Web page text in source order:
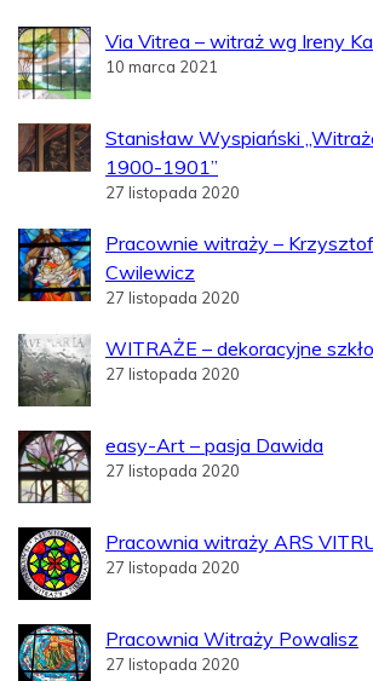
Via Vitrea – witraż wg Ireny
10 marca 2021
Stanisław Wyspiański
1900-1901”
27 listopada 2020
Pracownie witraży –
Cwilewicz
27 listopada 2020
WITRAŻE – dekoracyjne
27 listopada 2020
easy-Art – pasja Dawida
27 listopada 2020
Pracownia witraży ARS
27 listopada 2020
Pracownia Witraży Powalisz
27 listopada 2020